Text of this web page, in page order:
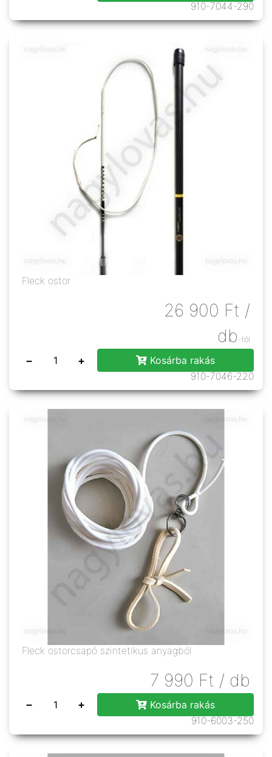
910-7044-290
Fleck ostor
26 900 Ft /
db -tól
− +
Kosárba rakás
910-7046-220
Fleck ostorcsapó szintetikus anyagból
7 990 Ft / db
− +
Kosárba rakás
910-6003-250